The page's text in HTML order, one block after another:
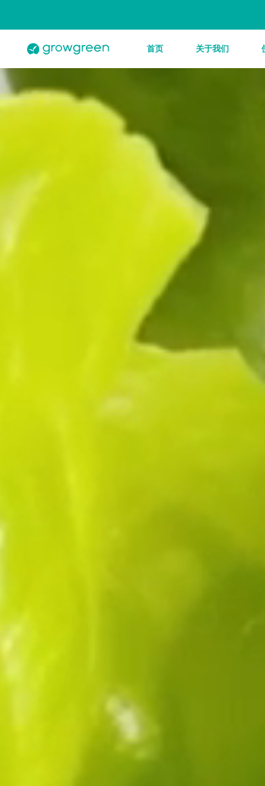
首页 关于我们